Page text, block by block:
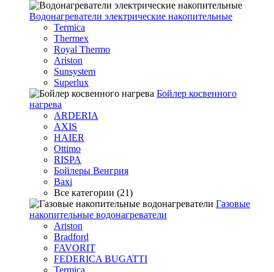
Водонагреватели электрические накопительные
Termica
Thermex
Royal Thermo
Ariston
Sunsystem
Superlux
Бойлер косвенного
нагрева
ARDERIA
AXIS
HAIER
Ottimo
RISPA
Бойлеры Венгрия
Baxi
Все категории (21)
Газовые
накопительные водонагреватели
Ariston
Bradford
FAVORIT
FEDERICA BUGATTI
Termica